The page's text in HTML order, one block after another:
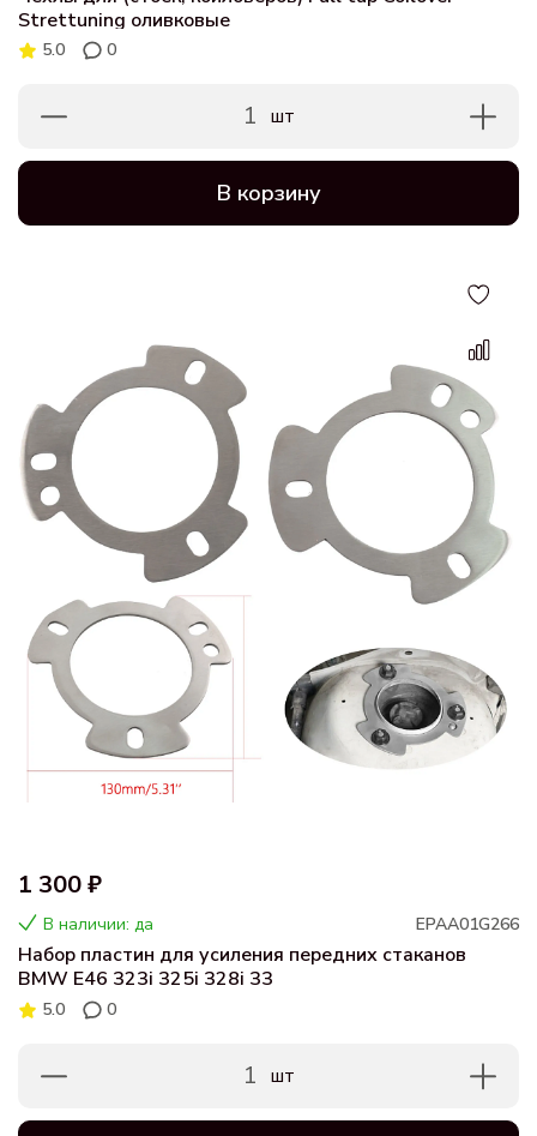
Strettuning оливковые
5.0 0
1 шт
В корзину
1 300 ₽
В наличии: да EPAA01G266
Набор пластин для усиления передних стаканов
BMW E46 323i 325i 328i 33
5.0 0
1 шт